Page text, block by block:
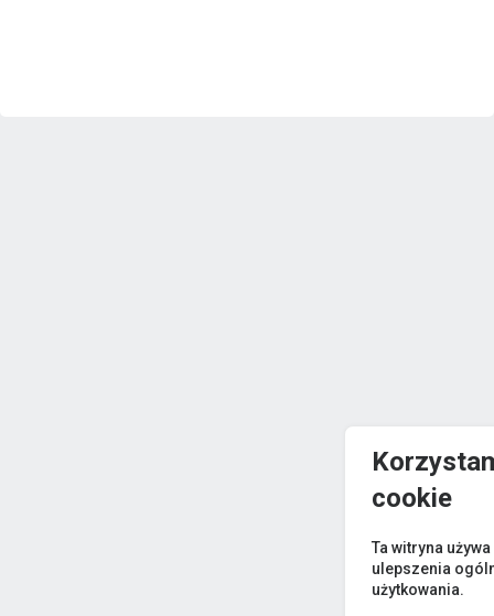
cookie
Ta witryna
ulepszenia
użytkowania.